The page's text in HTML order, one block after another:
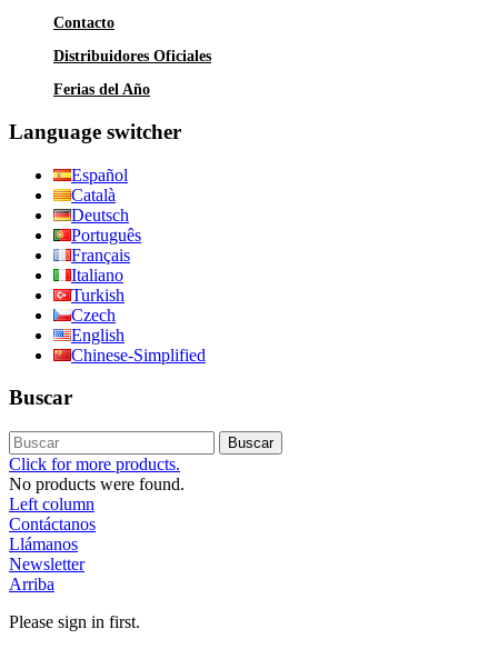
Contacto
Distribuidores Oficiales
Ferias del Año
Language switcher
Español
Català
Deutsch
Português
Français
Italiano
Turkish
Czech
English
Chinese-Simplified
Buscar
Buscar
Click for more products.
No products were found.
Left column
Contáctanos
Llámanos
Newsletter
Arriba
Please sign in first.